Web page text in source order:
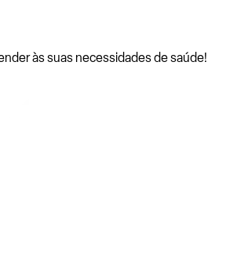
às suas necessidades de saúde!